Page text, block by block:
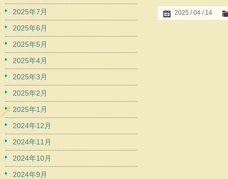
2025 / 04 / 14
2025年7月
2025年6月
2025年5月
2025年4月
2025年3月
2025年2月
2025年1月
2024年12月
2024年11月
2024年10月
2024年9月